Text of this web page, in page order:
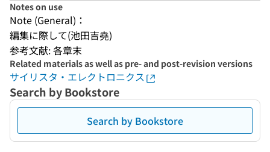
Notes on use
Note (General)：
編集に際して(池田吉堯)
参考文献: 各章末
Related materials as well as pre- and post-revision versions
サイリスタ・エレクトロニクス
Search by Bookstore
Search by Bookstore